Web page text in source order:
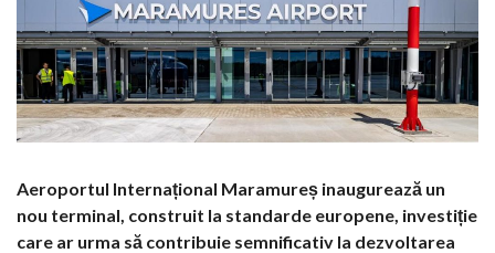
Aeroportul Internațional Maramureș inaugurează un
nou terminal, construit la standarde europene, investiție
care ar urma să contribuie semnificativ la dezvoltarea